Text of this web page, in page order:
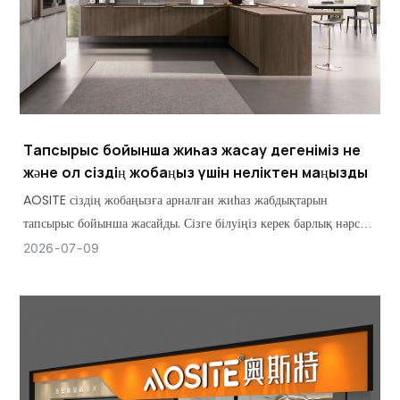
Тапсырыс бойынша жиһаз жасау дегеніміз не
және ол сіздің жобаңыз үшін неліктен маңызды
AOSITE сіздің жобаңызға арналған жиһаз жабдықтарын
тапсырыс бойынша жасайды. Сізге білуіңіз керек барлық нәрсе:
түрлері, ерекшеліктері және олардың маңыздылығы.
2026 07 09